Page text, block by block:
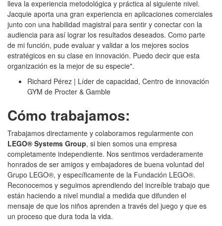
lleva la experiencia metodológica y práctica al siguiente nivel.
Jacquie aporta una gran experiencia en aplicaciones comerciales
junto con una habilidad magistral para sentir y conectar con la
audiencia para así lograr los resultados deseados. Como parte
de mi función, pude evaluar y validar a los mejores socios
estratégicos en su clase en innovación. Puedo decir que esta
organización es la mejor de su especie".
Richard Pérez | Líder de capacidad, Centro de innovación
GYM de Procter & Gamble
Cómo trabajamos:
Trabajamos directamente y colaboramos regularmente con
LEGO® Systems Group, si bien somos una empresa
completamente independiente. Nos sentimos verdaderamente
honrados de ser amigos y embajadores de buena voluntad del
Grupo LEGO®, y específicamente de la Fundación LEGO®.
Reconocemos y seguimos aprendiendo del increíble trabajo que
están haciendo a nivel mundial a medida que difunden el
mensaje de que los niños aprenden a través del juego y que es
un proceso que dura toda la vida.